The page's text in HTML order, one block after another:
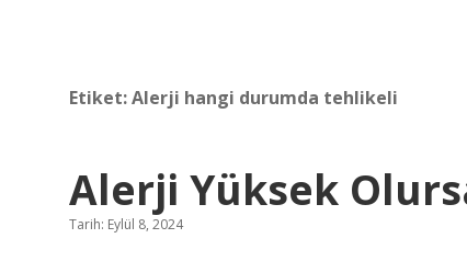
Etiket:Alerji hangi durumda tehlikeli
Alerji Yüksek
Tarih: Eylül 8, 2024